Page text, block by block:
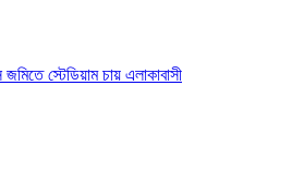
স্টেডিয়াম চায় এলাকাবাসী